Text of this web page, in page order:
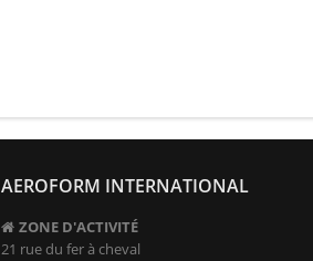
AEROFORM INTERNATIONAL
ZONE D'ACTIVITÉ
21 rue du fer à cheval